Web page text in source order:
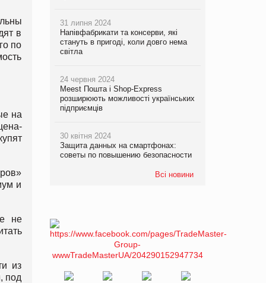
в
по
на
и
не
из
под
31 липня 2024
Напівфабрикати та консерви, які
стануть в пригоді, коли довго нема
світла
24 червня 2024
Meest Пошта і Shop-Express
розширюють можливості українських
підприємців
30 квітня 2024
Защита данных на смартфонах:
советы по повышению безопасности
Всі новини